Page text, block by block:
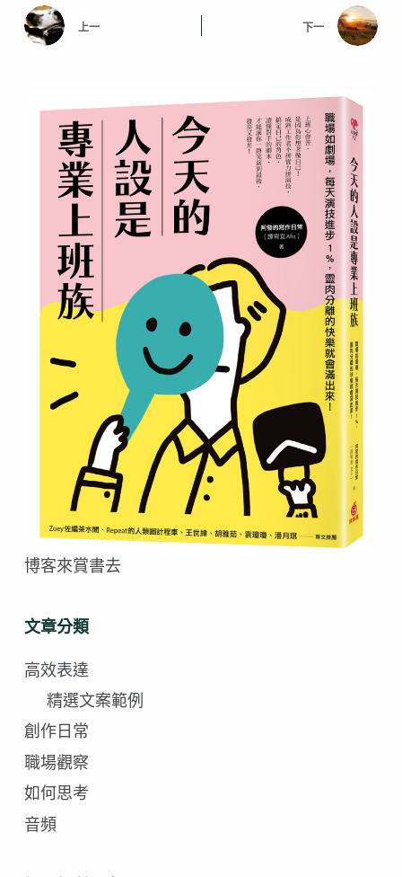
上一 下一
博客來賞書去
文章分類
高效表達
精選文案範例
創作日常
職場觀察
如何思考
音頻